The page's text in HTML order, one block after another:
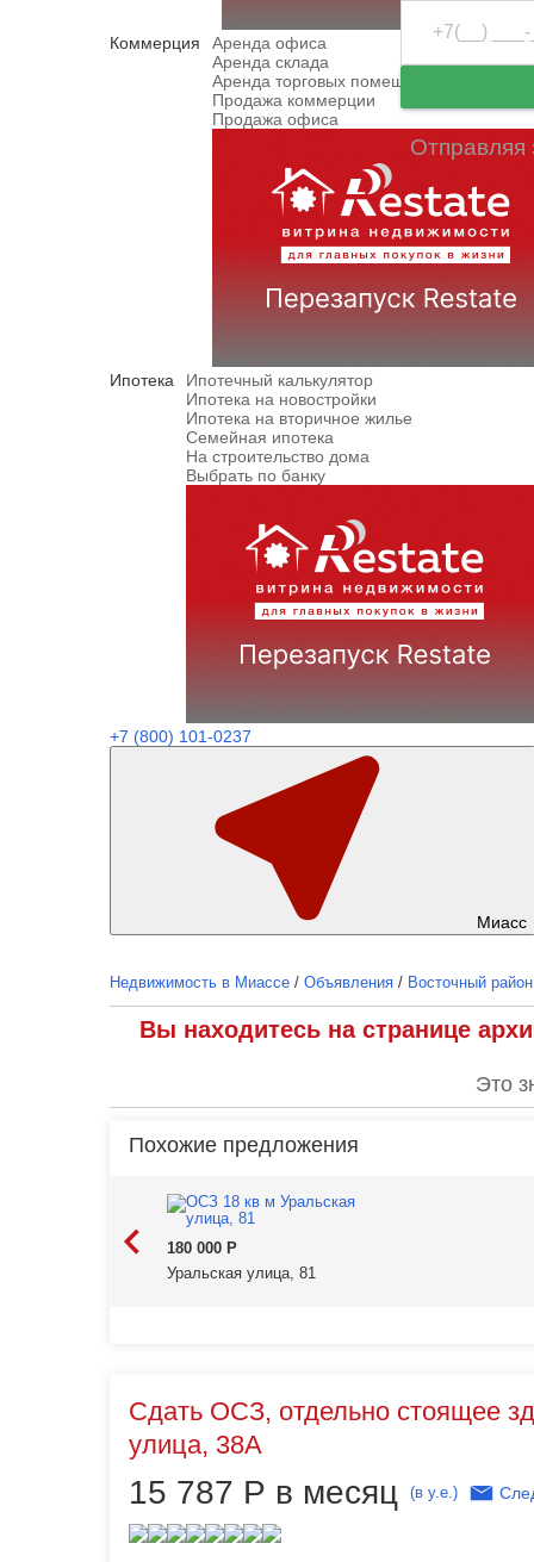
Коммерция
Аренда офиса
Аренда склада
Аренда торговых помещений
Продажа коммерции
Продажа офиса
Ипотека
Ипотечный калькулятор
Ипотека на новостройки
Ипотека на вторичное жилье
Семейная ипотека
На строительство дома
Выбрать по банку
+7 (800) 101-0237
Миасс
Недвижимость в Миассе / Объявления / Восточный район
Вы находитесь на странице
Это
Похожие предложения
180 000 Р
Уральская улица, 81
Сдать ОСЗ, отдельно стоящее
улица, 38А
15 787 Р в месяц (в у.е.)
Отправляя